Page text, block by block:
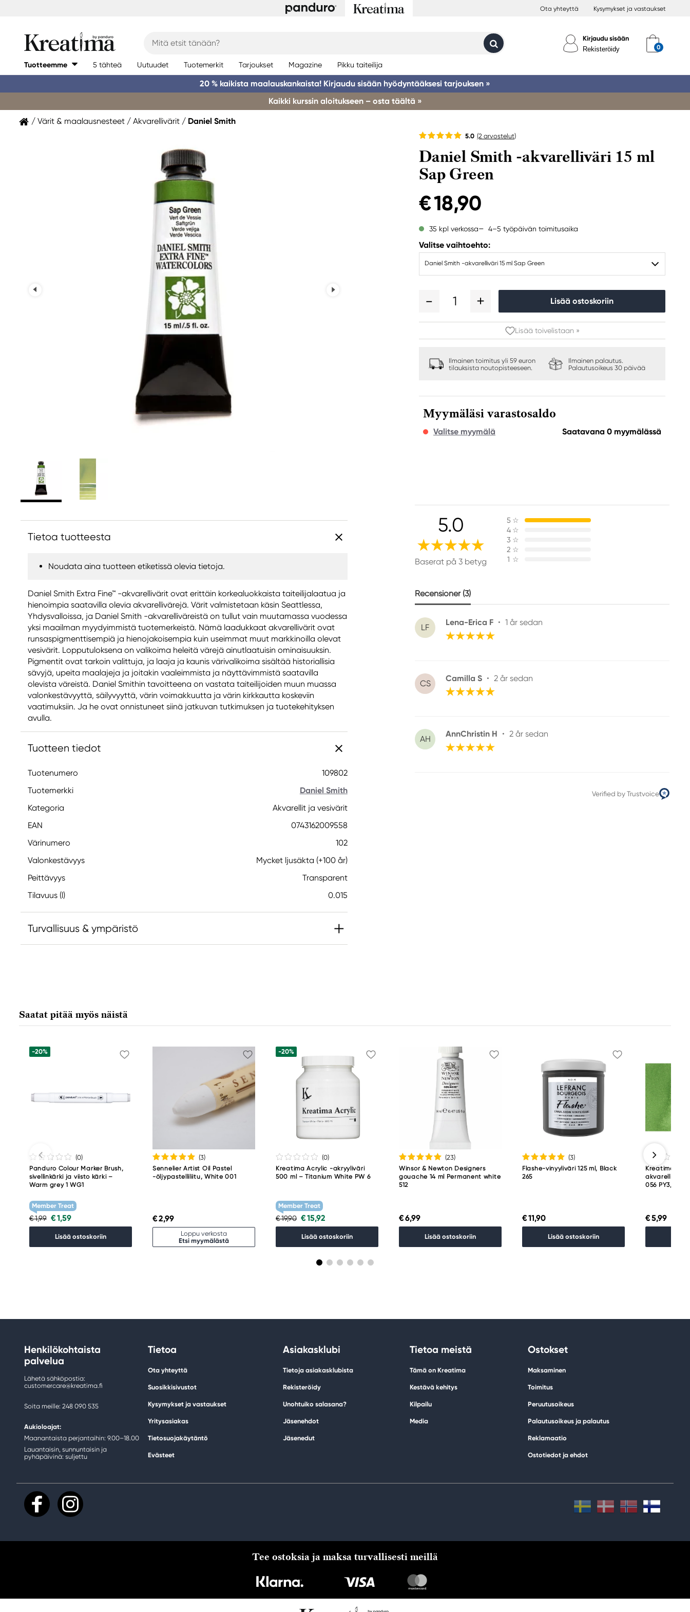
Ota yhteyttä Kysymykset ja vastaukset
Kirjaudu sisään
Rekisteröidy
Tuotteemme 5 tähteä Uutuudet Tuotemerkit Tarjoukset Magazine Pikku taiteilija
20 % kaikista maalauskankaista! Kirjaudu sisään hyödyntääksesi tarjouksen »
Kaikki kurssin aloitukseen – osta täältä »
Värit & maalausnesteet Akvarellivärit Daniel Smith
5.0 (2 arvostelut)
Daniel Smith -akvarelliväri 15 ml
Sap Green
€ 18,90
35 kpl verkossa 4–5 työpäivän toimitusaika
Valitse vaihtoehto:
Daniel Smith -akvarelliväri 15 ml Sap Green
1 Lisää ostoskoriin
Lisää toivelistaan »
Ilmainen toimitus yli 59 euron
tilauksista noutopisteeseen.
Ilmainen palautus.
Palautusoikeus 30 päivää
Myymäläsi varastosaldo
Valitse myymälä Saatavana 0 myymälässä
Tietoa tuotteesta
Noudata aina tuotteen etiketissä olevia tietoja.
Daniel Smith Extra Fine™ -akvarellivärit ovat erittäin korkealuokkaista taiteilijalaatua ja
hienoimpia saatavilla olevia akvarellivärejä. Värit valmistetaan käsin Seattlessa,
Yhdysvalloissa, ja Daniel Smith -akvarelliväreistä on tullut vain muutamassa vuodessa
yksi maailman myydyimmistä tuotemerkeistä. Nämä laadukkaat akvarellivärit ovat
runsaspigmenttisempiä ja hienojakoisempia kuin useimmat muut markkinoilla olevat
vesivärit. Lopputuloksena on valikoima heleitä värejä ainutlaatuisin ominaisuuksin.
Pigmentit ovat tarkoin valittuja, ja laaja ja kaunis värivalikoima sisältää historiallisia
sävyjä, upeita maalajeja ja joitakin vaaleimmista ja näyttävimmistä saatavilla
olevista väreistä. Daniel Smithin tavoitteena on vastata taiteilijoiden muun muassa
valonkestävyyttä, säilyvyyttä, värin voimakkuutta ja värin kirkkautta koskeviin
vaatimuksiin. Ja he ovat onnistuneet siinä jatkuvan tutkimuksen ja tuotekehityksen
avulla.
Tuotteen tiedot
Tuotenumero
109802
Tuotemerkki
Daniel Smith
Kategoria
Akvarellit ja vesivärit
EAN
0743162009558
Värinumero
102
Valonkestävyys
Mycket ljusäkta (+100 år)
Peittävyys
Transparent
Tilavuus (l)
0.015
Turvallisuus & ympäristö
1160 Köpenhamn K, Denmark
city@stelling.dk
5.0
Baserat på 3 betyg
5 ☆
4 ☆
3 ☆
2 ☆
1 ☆
Recensioner (3)
LF
Lena-Erica F • 1 år sedan
CS
Camilla S • 2 år sedan
AH
AnnChristin H • 2 år sedan
Verified by Trustvoice
Saatat pitää myös näistä
-20%
(0)
Panduro Colour Marker Brush,
sivellinkärki ja viisto kärki –
Warm grey 1 WG1
Member Treat
€ 1,99 € 1,59
Lisää ostoskoriin
(3)
Sennelier Artist Oil Pastel
-öljypastelliliitu, White 001
€ 2,99
Loppu verkosta
Etsi myymälästä
-20%
(0)
Kreatima Acrylic -akryyliväri
500 ml – Titanium White PW 6
Member Treat
€ 19,90 € 15,92
Lisää ostoskoriin
(23)
Winsor & Newton Designers
gouache 14 ml Permanent white
512
€ 6,99
Lisää ostoskoriin
(3)
Flashe-vinyyliväri 125 ml, Black
265
€ 11,90
Lisää ostoskoriin
Kreatima
akvarelliväri
056 PY3,
€ 5,99
Henkilökohtaista
palvelua
Lähetä sähköpostia:
customercare@kreatima.fi
Soita meille: 248 090 535
Aukioloajat:
Maanantaista perjantaihin: 9.00–18.00
Lauantaisin, sunnuntaisin ja
pyhäpäivinä: suljettu
Tietoa
Ota yhteyttä
Suosikkisivustot
Kysymykset ja vastaukset
Yritysasiakas
Tietosuojakäytäntö
Evästeet
Asiakasklubi
Tietoja asiakasklubista
Rekisteröidy
Unohtuiko salasana?
Jäsenehdot
Jäsenedut
Tietoa meistä
Tämä on Kreatima
Kestävä kehitys
Kilpailu
Media
Ostokset
Maksaminen
Toimitus
Peruutusoikeus
Palautusoikeus ja palautus
Reklamaatio
Ostotiedot ja ehdot
Tee ostoksia ja maksa turvallisesti meillä